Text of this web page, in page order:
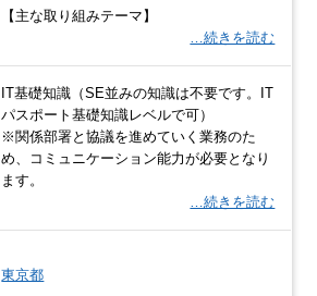
【主な取り組みテーマ】
…続きを読む
IT基礎知識（SE並みの知識は不要です。IT
パスポート基礎知識レベルで可）
※関係部署と協議を進めていく業務のた
め、コミュニケーション能力が必要となり
ます。
…続きを読む
東京都